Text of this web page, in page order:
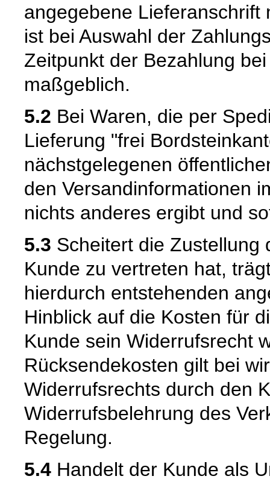
angegebene Lieferanschrift
ist bei Auswahl der
Zeitpunkt der Bezahlung
maßgeblich.
5.2 Bei Waren, die per
Lieferung "frei
nächstgelegenen
den Versandinformationen
nichts anderes ergibt und
5.3 Scheitert die Zustellung
Kunde zu vertreten hat,
hierdurch entstehenden
Hinblick auf die Kosten für
Kunde sein Widerrufsrecht
Rücksendekosten gilt bei
Widerrufsrechts durch den
Widerrufsbelehrung des
Regelung.
5.4 Handelt der Kunde als